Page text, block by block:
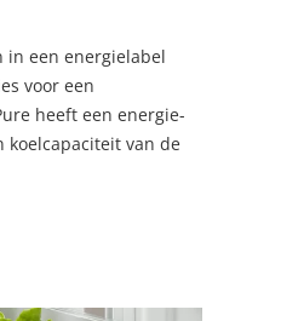
in een energielabel
voor een
heeft een energie-
van de